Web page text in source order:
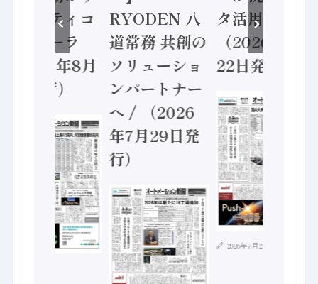
セーフティコ
ントローラ
（2026年8月
5日発行）
RYODEN 八
道常務 共創の
ソリューショ
ンパートナー
へ / （2026
年7月29日発
行）
タ活用 など
（2026年7月
22日発行）
2026年7月21日